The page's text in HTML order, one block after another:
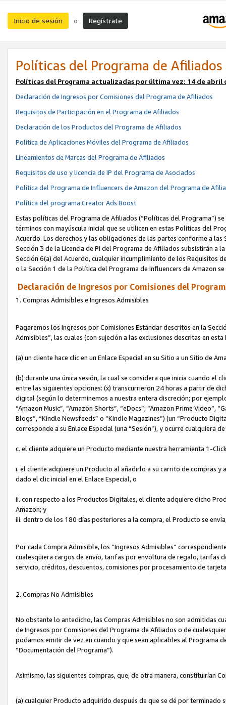
Inicio de sesión o Regístrate
Políticas del Programa de Afiliados
Políticas del Programa actualizadas por última vez: 14 de abril
Declaración de Ingresos por Comisiones del Programa de Afiliados
Requisitos de Participación en el Programa de Afiliados
Declaración de los Productos del Programa de Afiliados
Política de Aplicaciones Móviles del Programa de Afiliados
Lineamientos de Marcas del Programa de Afiliados
Requisitos de uso y licencia de IP del Programa de Asociados
Política del Programa de Influencers de Amazon del Programa de
Política del programa Creator Ads Boost
Estas políticas del Programa de Afiliados (“Políticas del Programa”)
términos con mayúscula inicial que se utilicen en estas Políticas del
Acuerdo. Los derechos y las obligaciones de las partes conforme a
Sección 3 de la Licencia de PI del Programa de Afiliados subsistirán
Sección 6(a) del Acuerdo, cualquier incumplimiento de los Requisitos
o la Sección 1 de la Política del Programa de Influencers de Amazon
Declaración de Ingresos por Comisiones del
1. Compras Admisibles e Ingresos Admisibles
Pagaremos los Ingresos por Comisiones Estándar descritos en la
Admisibles”, las cuales (con sujeción a las exclusiones descritas en
(a) un cliente hace clic en un Enlace Especial en su Sitio a un Sitio de
(b) durante una única sesión, la cual se considera que inicia cuando el
entre las siguientes opciones: (x) transcurrieron 24 horas a partir de
digital (según lo determinemos a nuestra entera discreción; por
“Amazon Music”, “Amazon Shorts”, “eDocs”, “Amazon Prime Video”,
Blogs”, “Kindle Newsfeeds” o “Kindle Magazines”) (un “Producto
corresponde a su Enlace Especial (una “Sesión”), y ocurre cualquiera
c. el cliente adquiere un Producto mediante nuestra herramienta 1-
i. el cliente adquiere un Producto al añadirlo a su carrito de compras
dado el clic inicial en el Enlace Especial, o
ii. con respecto a los Productos Digitales, el cliente adquiere dicho
Amazon; y
iii. dentro de los 180 días posteriores a la compra, el Producto se
Por cada Compra Admisible, los “Ingresos Admisibles”
cualesquiera cargos de envío, tarifas por envoltura de regalo, tarifas
servicio, créditos, descuentos, comisiones por procesamiento de
2. Compras No Admisibles
No obstante lo antedicho, las Compras Admisibles no son admitidas
de Ingresos por Comisiones del Programa de Afiliados o de
podamos emitir de vez en cuando y que sean aplicables al Programa
“Documentación del Programa”).
Asimismo, las siguientes compras, que, de otra manera, constituirían
(a) cualquier Producto adquirido después de que se dé por terminado